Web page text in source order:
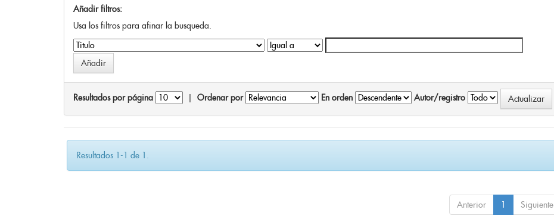
Añadir filtros:
Usa los filtros para afinar la busqueda.
Resultados por página Ordenar por En orden Autor/registro
Resultados 1-1 de 1.
Anterior 1 Siguiente